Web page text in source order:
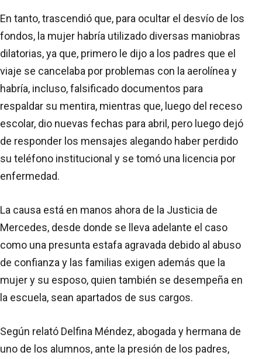
En tanto, trascendió que, para ocultar el desvío de los
fondos, la mujer habría utilizado diversas maniobras
dilatorias, ya que, primero le dijo a los padres que el
viaje se cancelaba por problemas con la aerolínea y
habría, incluso, falsificado documentos para
respaldar su mentira, mientras que, luego del receso
escolar, dio nuevas fechas para abril, pero luego dejó
de responder los mensajes alegando haber perdido
su teléfono institucional y se tomó una licencia por
enfermedad.
La causa está en manos ahora de la Justicia de
Mercedes, desde donde se lleva adelante el caso
como una presunta estafa agravada debido al abuso
de confianza y las familias exigen además que la
mujer y su esposo, quien también se desempeña en
la escuela, sean apartados de sus cargos.
Según relató Delfina Méndez, abogada y hermana de
uno de los alumnos, ante la presión de los padres,